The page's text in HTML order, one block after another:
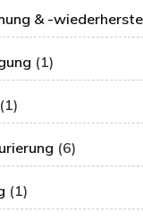
& -
(1)
(1)
(6)
(1)